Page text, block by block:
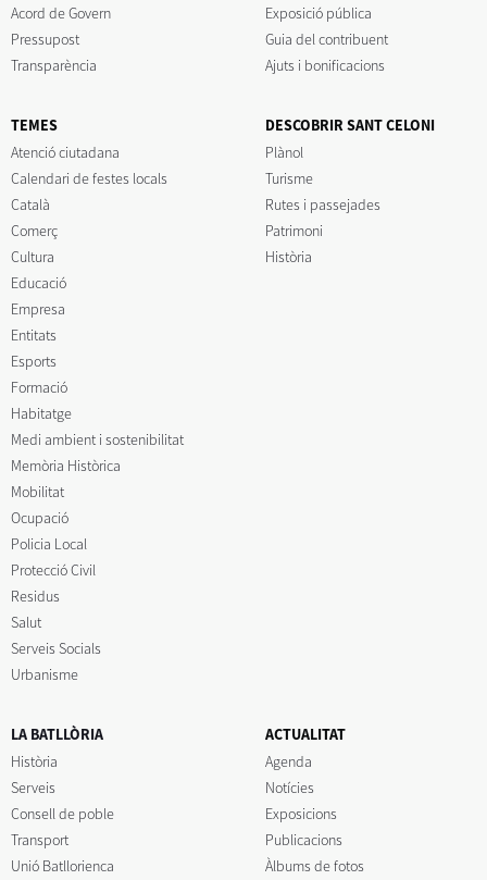
Acord de Govern
Pressupost
Transparència
Exposició pública
Guia del contribuent
Ajuts i bonificacions
TEMES
Atenció ciutadana
Calendari de festes locals
Català
Comerç
Cultura
Educació
Empresa
Entitats
Esports
Formació
Habitatge
Medi ambient i sostenibilitat
Memòria Històrica
Mobilitat
Ocupació
Policia Local
Protecció Civil
Residus
Salut
Serveis Socials
Urbanisme
DESCOBRIR SANT CELONI
Plànol
Turisme
Rutes i passejades
Patrimoni
Història
LA BATLLÒRIA
Història
Serveis
Consell de poble
Transport
Unió Batllorienca
ACTUALITAT
Agenda
Notícies
Exposicions
Publicacions
Àlbums de fotos